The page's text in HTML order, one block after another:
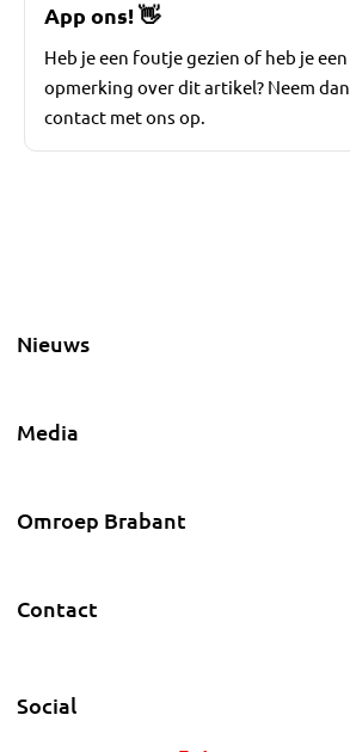
App ons!👋
Heb je een foutje gezien of heb je een
opmerking over dit artikel? Neem dan
contact met ons op.
Nieuws
Media
Omroep Brabant
Contact
Social